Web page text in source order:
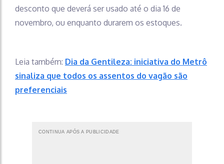
desconto que deverá ser usado até o dia 16 de
novembro, ou enquanto durarem os estoques.
Leia também: Dia da Gentileza: iniciativa do Metrô
sinaliza que todos os assentos do vagão são
preferenciais
CONTINUA APÓS A PUBLICIDADE